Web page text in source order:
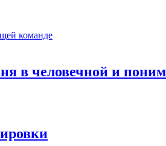
в человечной и